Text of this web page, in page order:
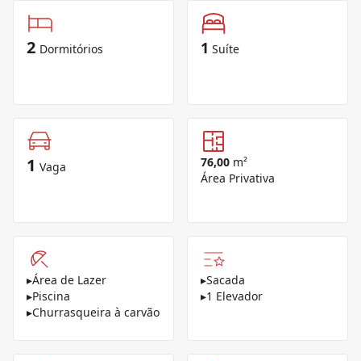
2 Dormitórios 1 Suíte
1 Vaga 76,00 m²
Área Privativa
▸Área de Lazer
▸Piscina
▸Churrasqueira à carvão
▸Sacada
▸1 Elevador